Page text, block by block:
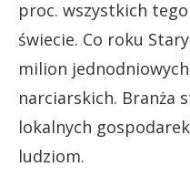
proc. wszystkich
świecie. Co roku
milion
narciarskich. Branża
lokalnych gospodarek
ludziom.